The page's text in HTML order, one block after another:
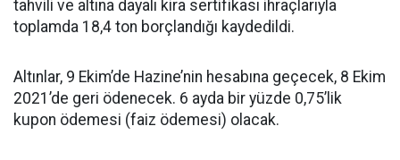
tahvili ve altına dayalı kira sertifikası ihraçlarıyla
toplamda 18,4 ton borçlandığı kaydedildi.
Altınlar, 9 Ekim’de Hazine’nin hesabına geçecek, 8 Ekim
2021’de geri ödenecek. 6 ayda bir yüzde 0,75’lik
kupon ödemesi (faiz ödemesi) olacak.